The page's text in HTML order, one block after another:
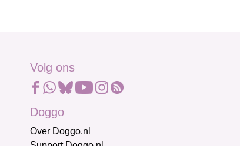
Volg ons
Doggo
Over Doggo.nl